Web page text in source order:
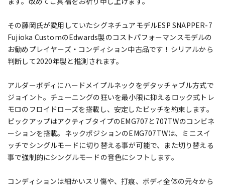
その藤岡氏が愛用していたシグネチュアモデルESP SNAPPER-7
Fujioka CustomのEdwards製のコストパフォーマンスモデルの
お勧めプレイヤーズ・コンディション中古品です！シリアルから
判断して2020年製と推測されます。
アルダーボディにハードメイプルネックをデタッチャブル方式で
ジョイント。チューニングの狂いを最小限に抑えるロック式トレ
モロのフロイドローズを搭載し、安定したピッチを約束します。
ピックアップはアクティブタイプのEMG707と707TWのコンビネ
ーションを搭載。ネックポジションのEMG707TWは、ミニスイ
ッチでシングルモードに切り替える事が可能で、また切り替える
事で強制的にシングルモードの音色にシフトします。
コンディションは細かいスリ傷や、打痕、ボディ全体の元々から